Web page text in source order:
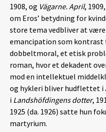
1908, og Vägarne. April,
om Eros’ betydning for
store tema vedbliver at
emancipation som kontrast
dobbeltmoral, et etisk
roman, hvor et dekadent
mod en intellektuel
og hykleri bliver hudflettet i
i Landshöfdingens dotter,
1925 (da. 1926) satte hun
martyrium.